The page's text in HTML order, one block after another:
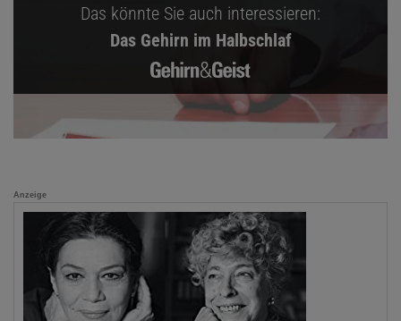
Das könnte Sie auch interessieren:
Das Gehirn im Halbschlaf
Anzeige